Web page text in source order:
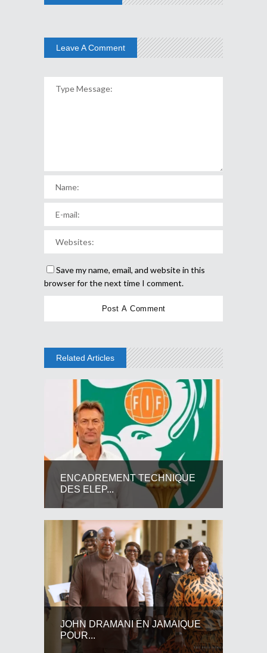
Leave A Comment
Save my name, email, and website in this
browser for the next time I comment.
Related Articles
ENCADREMENT TECHNIQUE
DES ELEP...
JOHN DRAMANI EN JAMAIQUE
POUR...